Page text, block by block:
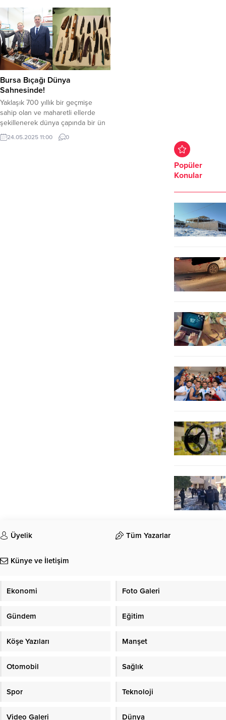
Bursa Bıçağı Dünya
Sahnesinde!
Yaklaşık 700 yıllık bir geçmişe
sahip olan ve maharetli ellerde
şekillenerek dünya çapında bir ün
kazanan Bursa Bıçağı, Bursa
Büyükşehir Belediyesi tarafından
24.05.2025 11:00 0
Popüler
Konular
Üyelik Tüm Yazarlar
Künye ve İletişim
Ekonomi Foto Galeri
Gündem Eğitim
Köşe Yazıları Manşet
Otomobil Sağlık
Spor Teknoloji
Video Galeri Dünya